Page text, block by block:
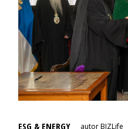
ESG & ENERGY autorBIZLife